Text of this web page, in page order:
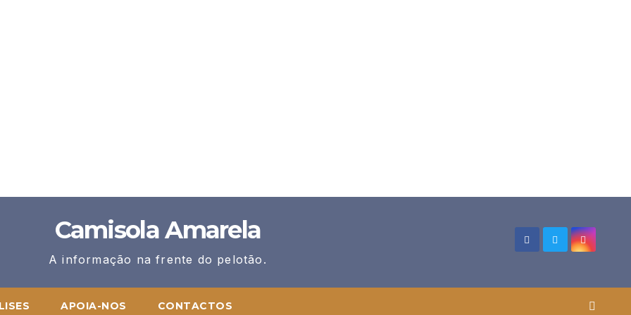
Camisola Amarela
A informação na frente do pelotão.
APOIA-NOS CONTACTOS